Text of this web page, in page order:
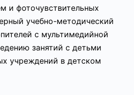
и фоточувствительных
учебно-методический
с мультимедийной
занятий с детьми
учреждений в детском